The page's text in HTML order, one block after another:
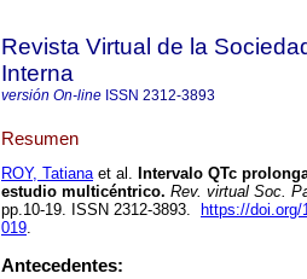
Revista Virtual de la
Interna
versión On-line ISSN 2312-3893
Resumen
ROY, Tatianaet al. Intervalo QTc
estudio multicéntrico. Rev. virtual Soc.
pp.10-19. ISSN 2312-3893.
https://doi.org/
019.
Antecedentes: